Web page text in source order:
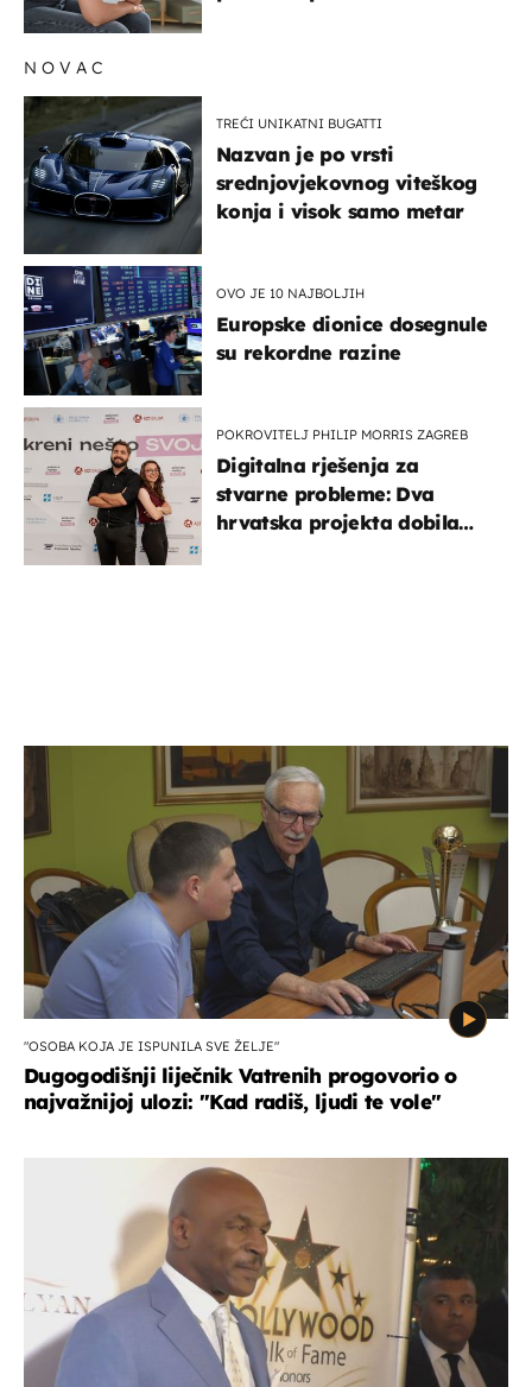
NOVAC
TREĆI UNIKATNI BUGATTI
Nazvan je po vrsti
srednjovjekovnog viteškog
konja i visok samo metar
OVO JE 10 NAJBOLJIH
Europske dionice dosegnule
su rekordne razine
POKROVITELJ PHILIP MORRIS ZAGREB
Digitalna rješenja za
stvarne probleme: Dva
hrvatska projekta dobila
"OSOBA KOJA JE ISPUNILA SVE ŽELJE"
Dugogodišnji liječnik Vatrenih progovorio o
najvažnijoj ulozi: "Kad radiš, ljudi te vole"